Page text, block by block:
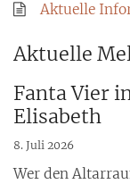
Aktuelle
Aktuelle
Fanta Vier
Elisabeth
8. Juli 2026
Wer den